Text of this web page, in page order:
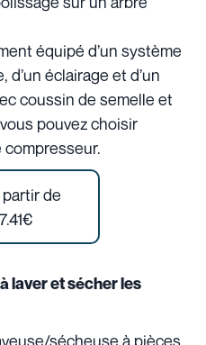
équipé d’un système
d’un éclairage et d’un
coussin de semelle et
pouvez choisir
compresseur.
de
laver et sécher les
sécheuse à pièces